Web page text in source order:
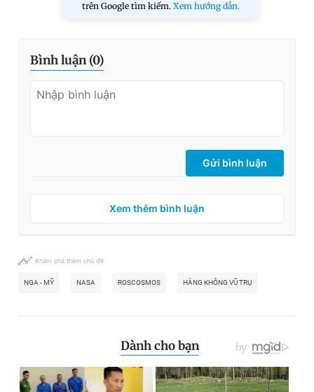
trên Google tìm kiếm. Xem hướng dẫn.
Bình luận (0)
Gửi bình luận
Xem thêm bình luận
Khám phá thêm chủ đề
NGA - MỸ NASA ROSCOSMOS HÀNG KHÔNG VŨ TRỤ